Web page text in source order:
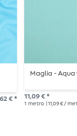
€ *
Maglia - Aqua
11,09 € *
1 metro | 11,09 € /